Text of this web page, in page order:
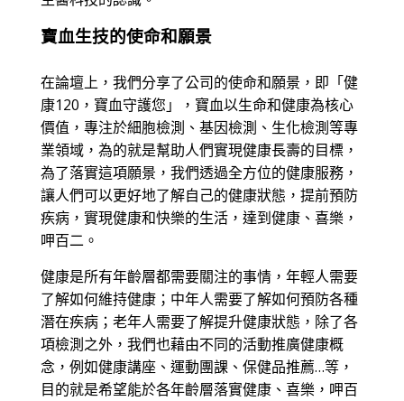
寶血生技的使命和願景
在論壇上，我們分享了公司的使命和願景，即「健
康120，寶血守護您」，寶血以生命和健康為核心
價值，專注於細胞檢測、基因檢測、生化檢測等專
業領域，為的就是幫助人們實現健康長壽的目標，
為了落實這項願景，我們透過全方位的健康服務，
讓人們可以更好地了解自己的健康狀態，提前預防
疾病，實現健康和快樂的生活，達到健康、喜樂，
呷百二。
健康是所有年齡層都需要關注的事情，年輕人需要
了解如何維持健康；中年人需要了解如何預防各種
潛在疾病；老年人需要了解提升健康狀態，除了各
項檢測之外，我們也藉由不同的活動推廣健康概
念，例如健康講座、運動團課、保健品推薦…等，
目的就是希望能於各年齡層落實健康、喜樂，呷百